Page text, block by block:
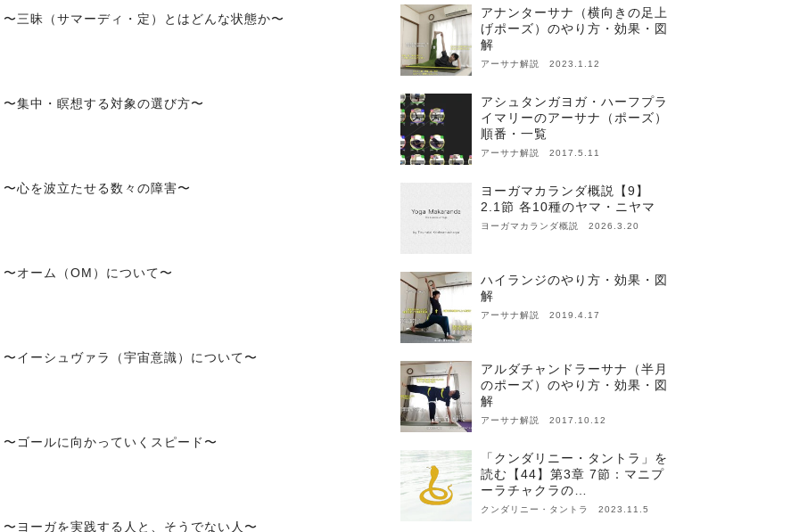
三昧（サマーディ・定）とはどんな状態か〜
集中・瞑想する対象の選び方〜
心を波立たせる数々の障害〜
オーム（OM）について〜
イーシュヴァラ（宇宙意識）について〜
ゴールに向かっていくスピード〜
ヨーガを実践する人と、そうでない人〜
アナンターサナ（横向きの足上
げポーズ）のやり方・効果・図
解
アーサナ解説 2023.1.12
アシュタンガヨガ・ハーフプラ
イマリーのアーサナ（ポーズ）
順番・一覧
アーサナ解説 2017.5.11
ヨーガマカランダ概説【9】
2.1節 各10種のヤマ・ニヤマ
ヨーガマカランダ概説 2026.3.20
ハイランジのやり方・効果・図
解
アーサナ解説 2019.4.17
アルダチャンドラーサナ（半月
のポーズ）のやり方・効果・図
解
アーサナ解説 2017.10.12
「クンダリニー・タントラ」を
読む【44】第3章 7節：マニプ
ーラチャクラの…
クンダリニー・タントラ 2023.11.5